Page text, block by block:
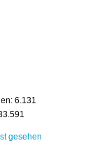
6.131
gesehen